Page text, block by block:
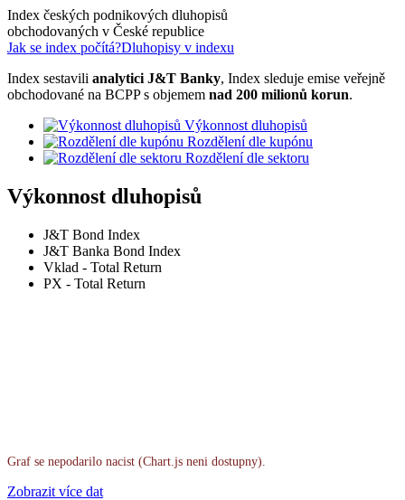
Index českých podnikových dluhopisů
obchodovaných v České republice
Jak se index počítá?Dluhopisy v indexu
Index sestavili analytici J&T Banky, Index sleduje emise veřejně
obchodované na BCPP s objemem nad 200 milionů korun.
Výkonnost dluhopisů
Rozdělení dle kupónu
Rozdělení dle sektoru
Výkonnost dluhopisů
J&T Bond Index
J&T Banka Bond Index
Vklad - Total Return
PX - Total Return
Graf se nepodarilo nacist (Chart.js neni dostupny).
Zobrazit více dat